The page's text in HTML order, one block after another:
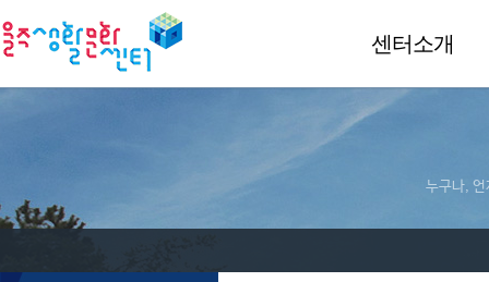
센터소개
누구나, 언